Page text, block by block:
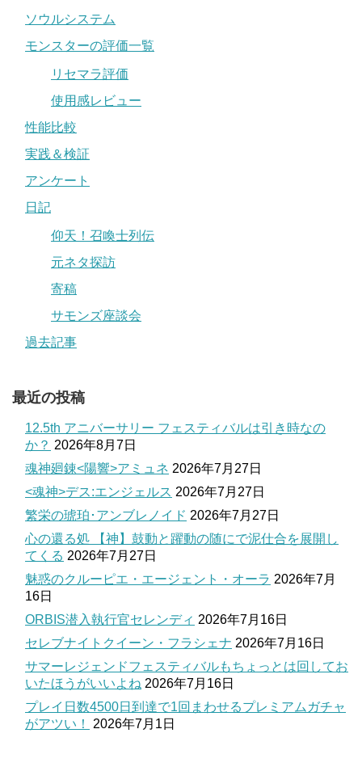
ソウルシステム
モンスターの評価一覧
リセマラ評価
使用感レビュー
性能比較
実践＆検証
アンケート
日記
仰天！召喚士列伝
元ネタ探訪
寄稿
サモンズ座談会
過去記事
最近の投稿
12.5th アニバーサリー フェスティバルは引き時なの
か？ 2026年8月7日
魂神廻錬<陽響>アミュネ 2026年7月27日
<魂神>デス:エンジェルス 2026年7月27日
繁栄の琥珀･アンブレノイド 2026年7月27日
心の還る処 【神】鼓動と躍動の随にで泥仕合を展開し
てくる 2026年7月27日
魅惑のクルーピエ・エージェント・オーラ 2026年7月
16日
ORBIS潜入執行官セレンディ 2026年7月16日
セレブナイトクイーン・フラシェナ 2026年7月16日
サマーレジェンドフェスティバルもちょっとは回してお
いたほうがいいよね 2026年7月16日
プレイ日数4500日到達で1回まわせるプレミアムガチャ
がアツい！
2026年7月1日